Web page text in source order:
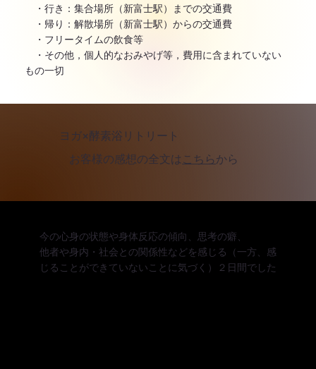
・行き：集合場所（新富士駅）までの交通費
・帰り：解散場所（新富士駅）からの交通費
・フリータイムの飲食等
・その他，個人的なおみやげ等，費用に含まれていない
もの一切
ヨガ×酵素浴リトリート
​お客様の感想の全文は こちら から
今の心身の状態や身体反応の傾向、思考の癖、
他者や身内・社会との関係性などを感じる（一方、感
じることができていないことに気づく）２日間でした